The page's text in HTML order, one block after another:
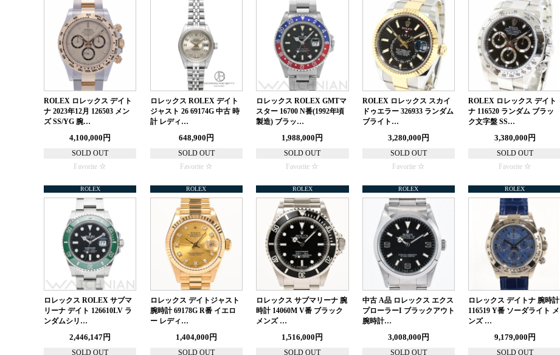
ROLEX ロレックス デイト
ナ 2023年12月 126503 メン
ズ SS/YG 腕…
4,100,000円
SOLD OUT
Favorite
ロレックス ROLEX デイト
ジャスト 26 69174G 中古 時
計 レディ…
648,900円
SOLD OUT
Favorite
ロレックス ROLEX GMTマ
スター 16700 N番(1992年頃
製造) ブラッ…
1,988,000円
SOLD OUT
Favorite
ROLEX ロレックス スカイ
ドゥエラー 326933 ランダム
ブライト…
3,280,000円
SOLD OUT
Favorite
ROLEX ロレックス デイト
ナ 116520 ランダム ブラッ
ク文字盤 SS…
3,380,000円
SOLD OUT
Favorite
ROLEX
ロレックス ROLEX サブマ
リーナ デイト 126610LV ラ
ンダムシリ…
2,446,147円
SOLD OUT
ROLEX
ロレックス デイトジャスト
腕時計 69178G R番 イエロ
ー レディ…
1,404,000円
SOLD OUT
ROLEX
ロレックス サブマリーナ 腕
時計 14060M V番 ブラック
メンズ …
1,516,000円
SOLD OUT
ROLEX
中古 A品 ロレックス エクス
プローラーI ブラックアウト
腕時計…
3,008,000円
SOLD OUT
ROLEX
ロレックス デイトナ 腕時計
116519 Y番 ソーダライト メ
ンズ …
9,179,000円
SOLD OUT